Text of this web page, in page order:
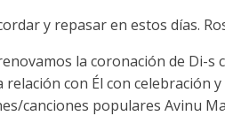
y repasar en estos días.
la coronación de Di-
con Él con celebración
canciones populares Avinu